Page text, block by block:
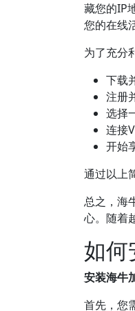
藏您的IP
您的在线
为了充分
下载
注册
选择
连接
开始
通过以上
总之，海
心。随着
如何
安装海牛
首先，您